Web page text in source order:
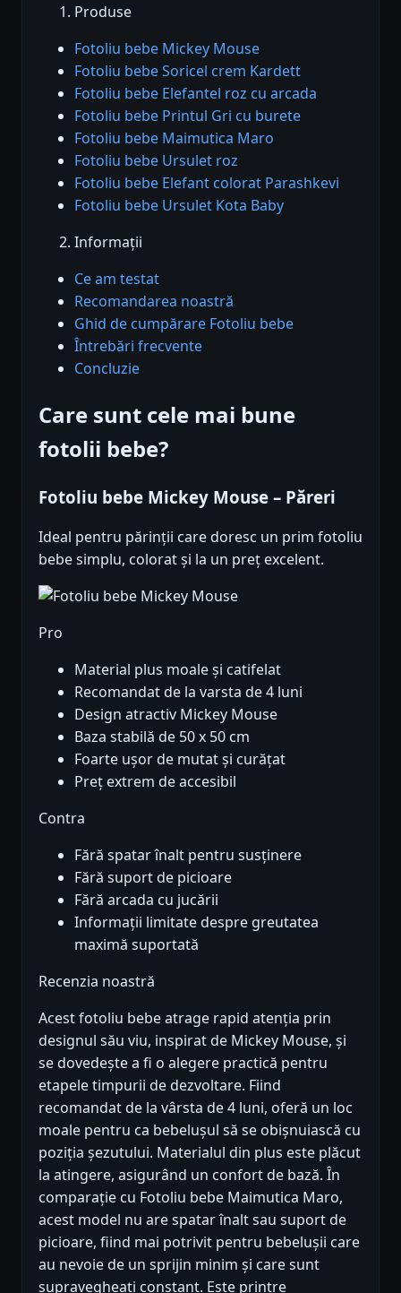
Produse
Fotoliu bebe Mickey Mouse
Fotoliu bebe Soricel crem Kardett
Fotoliu bebe Elefantel roz cu arcada
Fotoliu bebe Printul Gri cu burete
Fotoliu bebe Maimutica Maro
Fotoliu bebe Ursulet roz
Fotoliu bebe Elefant colorat Parashkevi
Fotoliu bebe Ursulet Kota Baby
Informații
Ce am testat
Recomandarea noastră
Ghid de cumpărare Fotoliu bebe
Întrebări frecvente
Concluzie
Care sunt cele mai bune
fotolii bebe?
Fotoliu bebe Mickey Mouse – Păreri
Ideal pentru părinții care doresc un prim fotoliu
bebe simplu, colorat și la un preț excelent.
Pro
Material plus moale și catifelat
Recomandat de la varsta de 4 luni
Design atractiv Mickey Mouse
Baza stabilă de 50 x 50 cm
Foarte ușor de mutat și curățat
Preț extrem de accesibil
Contra
Fără spatar înalt pentru susținere
Fără suport de picioare
Fără arcada cu jucării
Informații limitate despre greutatea
maximă suportată
Recenzia noastră
Acest fotoliu bebe atrage rapid atenția prin
designul său viu, inspirat de Mickey Mouse, și
se dovedește a fi o alegere practică pentru
etapele timpurii de dezvoltare. Fiind
recomandat de la vârsta de 4 luni, oferă un loc
moale pentru ca bebelușul să se obișnuiască cu
poziția șezutului. Materialul din plus este plăcut
la atingere, asigurând un confort de bază. În
comparație cu Fotoliu bebe Maimutica Maro,
acest model nu are spatar înalt sau suport de
picioare, fiind mai potrivit pentru bebelușii care
au nevoie de un sprijin minim și care sunt
supravegheați constant. Este printre